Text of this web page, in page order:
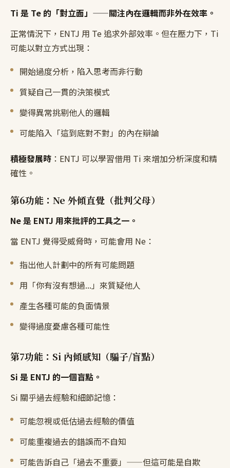
Ti 是 Te 的「對立面」——關注內在邏輯而非外在效率。
正常情況下，ENTJ 用 Te 追求外部效率。但在壓力下，Ti
可能以對立方式出現：
開始過度分析，陷入思考而非行動
質疑自己一貫的決策模式
變得異常挑剔他人的邏輯
可能陷入「這到底對不對」的內在辯論
積極發展時 ：ENTJ 可以學習借用 Ti 來增加分析深度和精
確性。
第6功能：Ne 外傾直覺（批判父母）
Ne 是 ENTJ 用來批評的工具之一。
當 ENTJ 覺得受威脅時，可能會用 Ne：
指出他人計劃中的所有可能問題
用「你有沒有想過...」來質疑他人
產生各種可能的負面情景
變得過度憂慮各種可能性
第7功能：Si 內傾感知（騙子/盲點）
Si 是 ENTJ 的一個盲點。
Si 關乎過去經驗和細節記憶：
可能忽視或低估過去經驗的價值
可能重複過去的錯誤而不自知
可能告訴自己「過去不重要」——但這可能是自欺